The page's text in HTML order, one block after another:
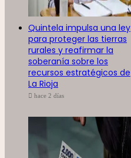
Quintela impulsa una ley
para proteger las tierras
rurales y reafirmar la
soberanía sobre los
recursos estratégicos de
La Rioja
hace 2 días